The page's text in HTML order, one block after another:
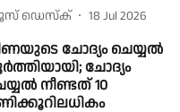
ഡെസ്ക് 18 Jul 2026
ചോദ്യം ചെയ്യൽ
ചോദ്യം
നീണ്ടത് 10